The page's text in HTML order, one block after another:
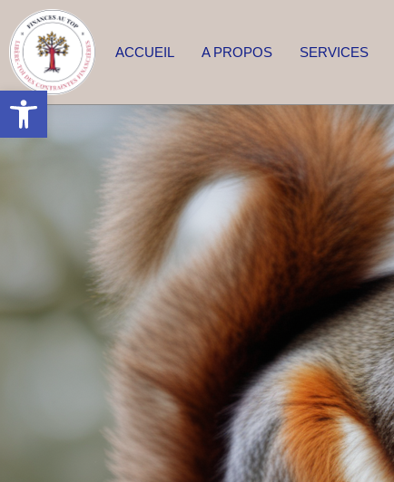
Ouvrir la barre d’outils
ACCUEIL A PROPOS SERVICES